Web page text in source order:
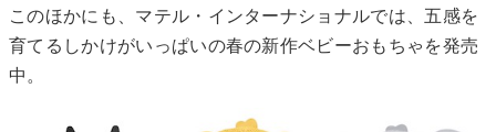
このほかにも、マテル・インターナショナルでは、五感を
育てるしかけがいっぱいの春の新作ベビーおもちゃを発売
中。